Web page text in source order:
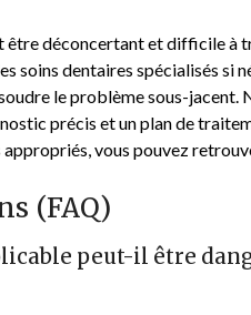
être déconcertant et difficile à
soins dentaires spécialisés si
le problème sous-jacent.
précis et un plan de
vous pouvez
(FAQ)
peut-il être